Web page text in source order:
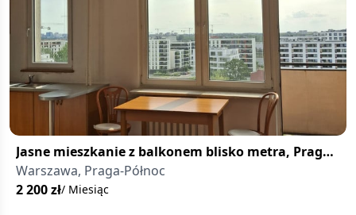
Jasne mieszkanie z balkonem blisko metra, Praga-
Północ
Warszawa, Praga-Północ
2 200zł/ Miesiąc